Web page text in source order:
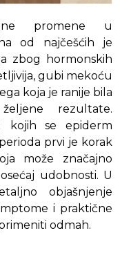
promene u
od najčešćih je
zbog hormonskih
gubi mekoću
koja je ranije bila
rezultate.
kojih se epiderm
prvi je korak
može značajno
udobnosti. U
objašnjenje
i praktične
odmah.